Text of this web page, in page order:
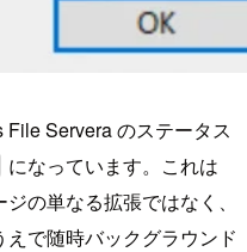
Servera のステータス
になっています。これは
の単なる拡張ではなく、
で随時バックグラウンド